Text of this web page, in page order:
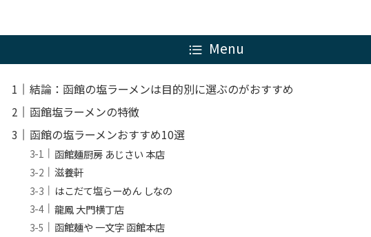
Menu
結論：函館の塩ラーメンは目的別に選ぶのがおすすめ
函館塩ラーメンの特徴
函館の塩ラーメンおすすめ10選
函館麺厨房 あじさい 本店
滋養軒
はこだて塩らーめん しなの
龍鳳 大門横丁店
函館麺や 一文字 函館本店